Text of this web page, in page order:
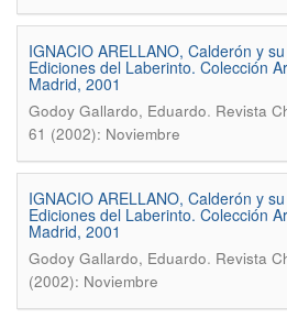
IGNACIO ARELLANO, Calderón y
Ediciones del Laberinto. Colección
Madrid, 2001
Godoy Gallardo, Eduardo. Revista
61 (2002): Noviembre
IGNACIO ARELLANO, Calderón y
Ediciones del Laberinto. Colección
Madrid, 2001
Godoy Gallardo, Eduardo. Revista
(2002): Noviembre